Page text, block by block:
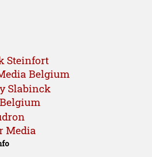
Steinfort
Belgium
Slabinck
Media